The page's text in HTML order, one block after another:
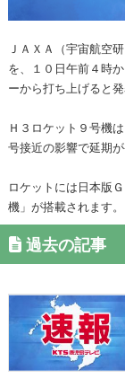
ＪＡＸＡ（宇宙航空
を、１０日午前４時
ーから打ち上げると発
Ｈ３ロケット９号機
号接近の影響で延期
ロケットには日本版
機」が搭載されます。
過去の記事